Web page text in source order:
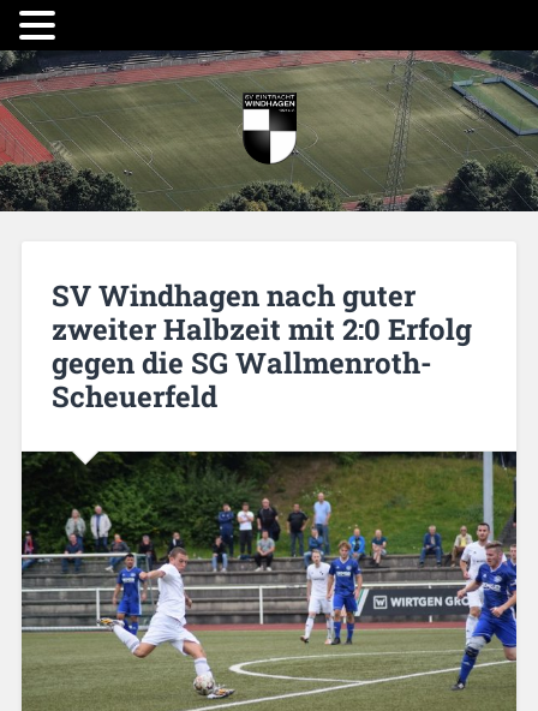
SV Windhagen nach guter
zweiter Halbzeit mit 2:0 Erfolg
gegen die SG Wallmenroth-
Scheuerfeld